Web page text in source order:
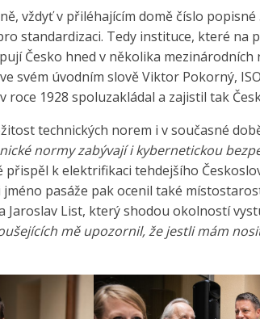
vždyť v přiléhajícím domě číslo
standardizaci. Tedy instituce, které na
Česko hned v několika mezinárodních
svém úvodním slově Viktor Pokorný,
roce 1928 spoluzakládal a zajistil tak
technických norem i v současné
normy zabývají i kybernetickou
k elektrifikaci tehdejšího
pasáže pak ocenil také
Jaroslav List, který shodou okolností
mě upozornil, že jestli mám